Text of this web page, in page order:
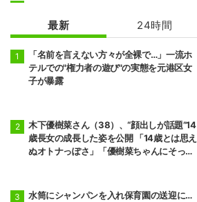
最新 24時間
「名前を言えない方々が全裸で…」一流ホ
テルでの"権力者の遊び"の実態を元港区女
子が暴露
木下優樹菜さん（38）、“顔出しが話題”14
歳長女の成長した姿を公開 「14歳とは思え
ぬオトナっぽさ」「優樹菜ちゃんにそっく
水筒にシャンパンを入れ保育園の送迎に…